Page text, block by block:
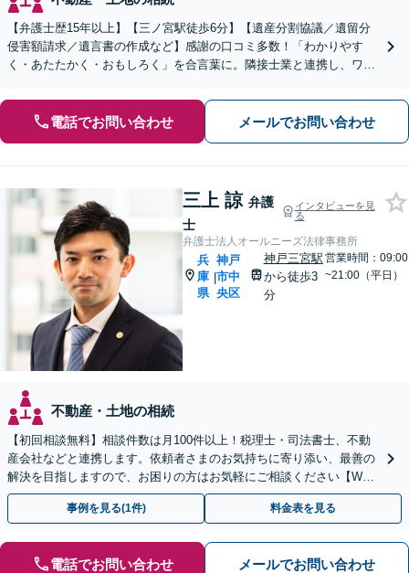
【弁護士歴15年以上】【三ノ宮駅徒歩6分】【遺産分割協議／遺留分
侵害額請求／遺言書の作成など】感謝の口コミ多数！「わかりやす
く・あたたかく・おもしろく」を合言葉に。隣接士業と連携し、ワン
電話でお問い合わせ メールでお問い合わせ
三上 諒 弁護
士
インタビューを見
る
弁護士法人オールニーズ法律事務所
兵
庫
県
|
神戸
市中
央区
神戸三宮駅
から徒歩3
分
営業時間：09:00
~21:00（平日）
不動産・土地の相続
【初回相談無料】相談件数は月100件以上！税理士・司法書士、不動
産会社などと連携します。依頼者さまのお気持ちに寄り添い、最善の
解決を目指しますので、お困りの方はお気軽にご相談ください【WEB
面談可】【夜間休日対応可能】【三宮駅5分】
事例を見る(1件) 料金表を見る
電話でお問い合わせ メールでお問い合わせ